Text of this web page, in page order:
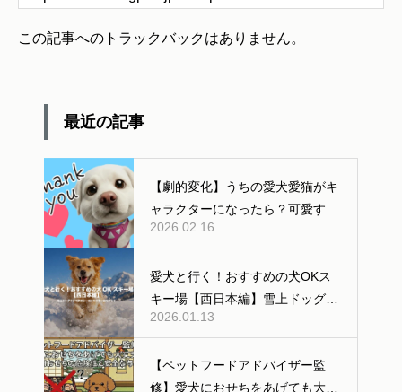
この記事へのトラックバックはありません。
最近の記事
【劇的変化】うちの愛犬愛猫がキ
ャラクターになったら？可愛すぎ
る「AI変身」ギャラリー公開！
2026.02.16
愛犬と行く！おすすめの犬OKス
キー場【西日本編】雪上ドッグラ
ンあり
2026.01.13
【ペットフードアドバイザー監
修】愛犬におせちをあげても大丈